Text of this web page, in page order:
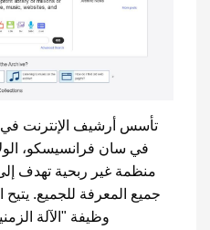
في سان فرانسيسكو،
منظمة غير ربحية تهدف
جميع المعرفة للجميع.
وظيفة "الآلة